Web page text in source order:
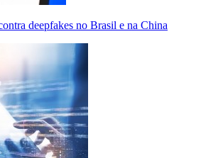
deepfakes no Brasil e na China